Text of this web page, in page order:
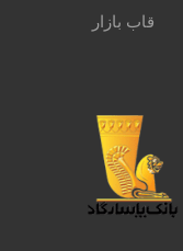
قاب بازار